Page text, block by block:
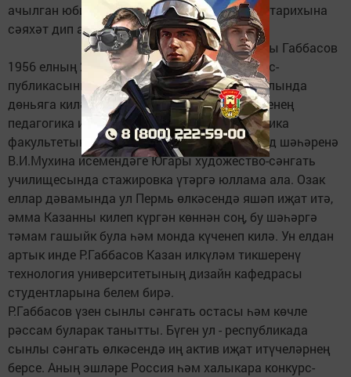
ачылган юбилей күргәзмәсен дә халкыбыз тарихына
сәяхәт дип атый алабыз.
Рөстәм Әнсар улы Габбасов
1956 елның 21 февралендә Башкортстан Рес­
публикасының Салават районы Лаклы авылында
дөньяга килә. 1978 елда Түбән Тагил шәһәренең
педагогика институтында художество-графика
факультетын тәмамлаганнан соң, Ленинград шәһәренә
В.И.Мухина исемендәге Югары художество-сәнгать
училищесында стажировка үтәргә юллама ала. Озак
еллар дәвамында ул Пермь өлкәсендә яшәп иҗат итә,
әмма Казанны килеп күргән көннән соң, бу шәһәргә
тәмам гашыйк була һәм монда күченеп килә. Ун елдан
артык инде Р.Габбасов Казан илкүләм тикшеренү
технология университетының дизайн кафедрасы
студентларына белем бирә.
Р.Габбасов үзен сынлы сәнгать остасы һәм көчле
рәссам буларак танытты. Бүген ул - республикада
сынлы сәнгать өлкәсендә иң актив иҗат итүчеләрнең
берсе. Аның эшләре Россия һәм халыкара конкурс-